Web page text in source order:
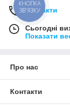
Контакти
Сьогодні
Показати
Про нас
Контакти
КНОПКА
ЗВ'ЯЗКУ